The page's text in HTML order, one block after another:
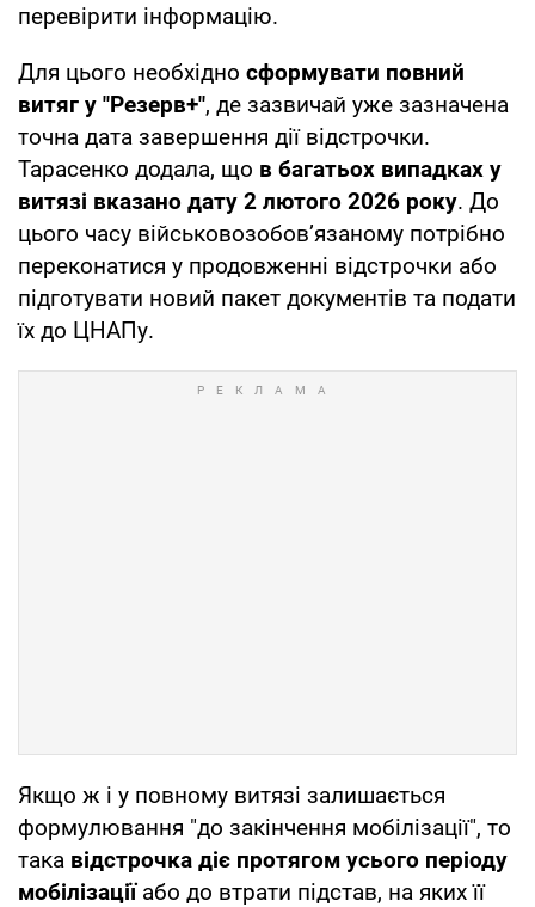
перевірити інформацію.
Для цього необхідно сформувати повний
витяг у "Резерв+", де зазвичай уже зазначена
точна дата завершення дії відстрочки.
Тарасенко додала, що в багатьох випадках у
витязі вказано дату 2 лютого 2026 року. До
цього часу військовозобов’язаному потрібно
переконатися у продовженні відстрочки або
підготувати новий пакет документів та подати
їх до ЦНАПу.
Якщо ж і у повному витязі залишається
формулювання "до закінчення мобілізації", то
така відстрочка діє протягом усього періоду
мобілізаціїабо до втрати підстав, на яких її